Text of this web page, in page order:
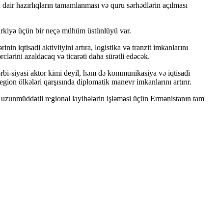
hazırlıqların tamamlanması və quru sərhədlərin açılması
üçün bir neçə mühüm üstünlüyü var.
iqtisadi aktivliyini artıra, logistika və tranzit imkanlarını
azaldacaq və ticarəti daha sürətli edəcək.
siyasi aktor kimi deyil, həm də kommunikasiya və iqtisadi
ölkələri qarşısında diplomatik manevr imkanlarını artırır.
regional layihələrin işləməsi üçün Ermənistanın tam